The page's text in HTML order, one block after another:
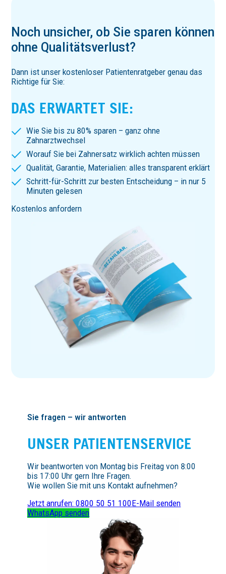
Noch unsicher, ob Sie sparen können
ohne Quali­täts­verlust?
Dann ist unser kostenloser Patientenratgeber genau das
Richtige für Sie:
DAS ERWARTET SIE:
Wie Sie bis zu 80% sparen – ganz ohne
Zahnarztwechsel
Worauf Sie bei Zahnersatz wirklich achten müssen
Qualität, Garantie, Materialien: alles transparent erklärt
Schritt-für-Schritt zur besten Entscheidung – in nur 5
Minuten gelesen
Kostenlos anfordern
Sie fragen – wir antworten
UNSER PATIEN­TEN­SERVICE
Wir beantworten von Montag bis Freitag von 8:00
bis 17:00 Uhr gern Ihre Fragen.
Wie wollen Sie mit uns Kontakt aufnehmen?
Jetzt anrufen: 0800 50 51 100E-Mail senden
WhatsApp senden